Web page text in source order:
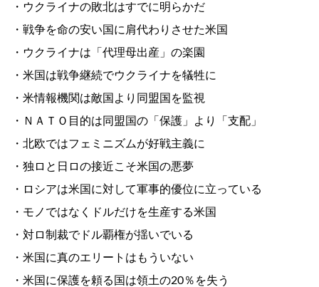
・ウクライナの敗北はすでに明らかだ
・戦争を命の安い国に肩代わりさせた米国
・ウクライナは「代理母出産」の楽園
・米国は戦争継続でウクライナを犠牲に
・米情報機関は敵国より同盟国を監視
・ＮＡＴＯ目的は同盟国の「保護」より「支配」
・北欧ではフェミニズムが好戦主義に
・独ロと日ロの接近こそ米国の悪夢
・ロシアは米国に対して軍事的優位に立っている
・モノではなくドルだけを生産する米国
・対ロ制裁でドル覇権が揺いでいる
・米国に真のエリートはもういない
・米国に保護を頼る国は領土の20％を失う